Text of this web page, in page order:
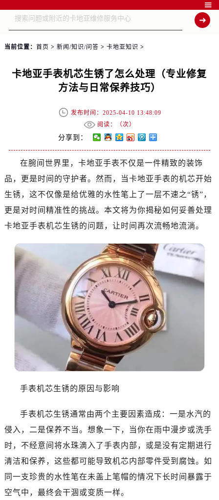

当前位置： 首页 > 新闻/知识/问答 > 卡地亚知识 >
卡地亚手表机芯生锈了怎么处理（专业修复
方法与日常保养技巧）
发布时间：2025-04-10 13:48:09
阅读：（次）
分享到：
在腕间世界里，卡地亚手表不仅是一件精致的装饰
品，更是时间的守护者。然而，当卡地亚手表的机芯开始
生锈，这不仅像是给优雅的水性笔上了一层不速之“锈”，
更是对时间精准性的挑战。本文将为你揭秘如何妥善处理
卡地亚手表机芯生锈的问题，让时间再次流畅地流淌。
手表机芯生锈的原因与影响
手表机芯生锈通常由两个主要因素造成：一是水汽的
侵入，二是保养不当。想象一下，当你在雨中漫步或洗手
时，不经意间将水珠滴入了手表内部，或是没有定期进行
清洁和保养，这些都可能导致机芯内部零件受到腐蚀。如
同一支珍贵的水性笔在未盖上笔帽的情况下长时间暴露于
空气中，最终会干涸或变质一样。